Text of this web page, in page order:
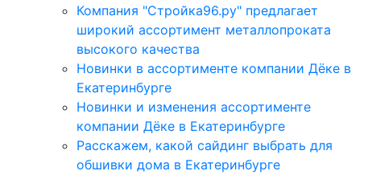
Компания "Стройка96.ру" предлагает
широкий ассортимент металлопроката
высокого качества
Новинки в ассортименте компании Дёке в
Екатеринбурге
Новинки и изменения ассортименте
компании Дёке в Екатеринбурге
Расскажем, какой сайдинг выбрать для
обшивки дома в Екатеринбурге